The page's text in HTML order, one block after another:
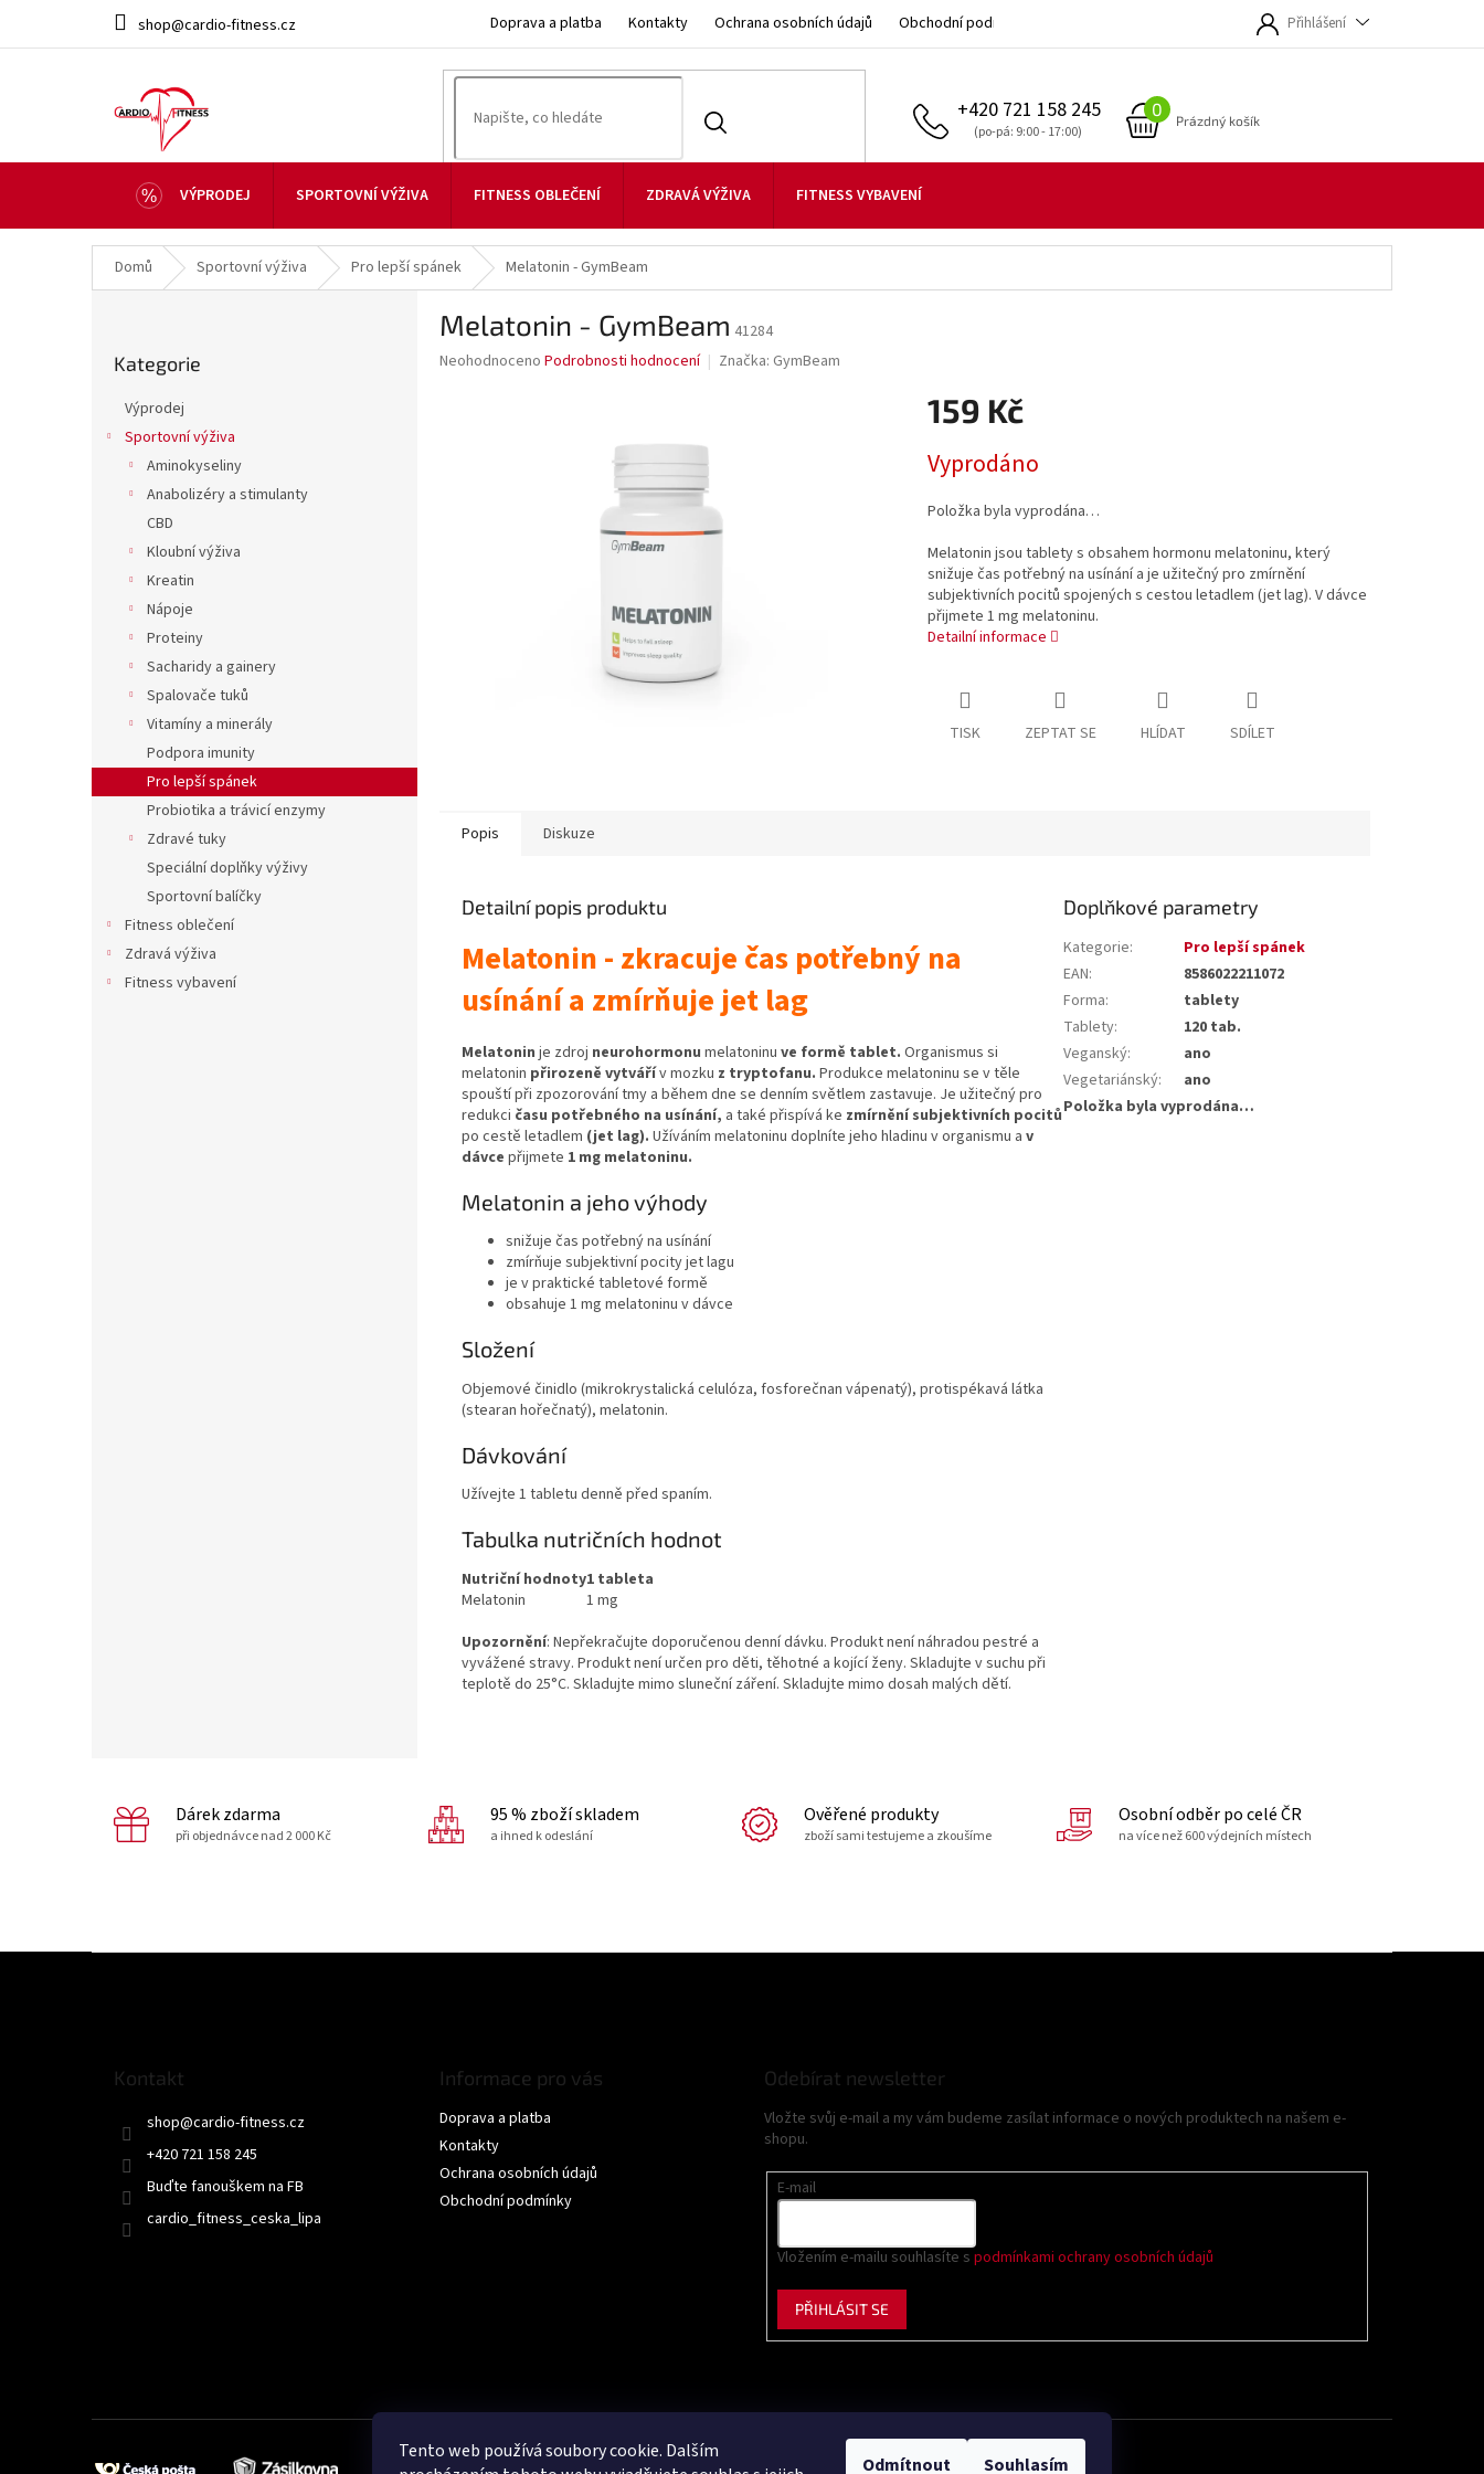
Tento web používá soubory cookie. Dalším
Odmítnout Souhlasím
obsah
shop@cardio-fitness.cz Doprava a platba Kontakty Ochrana osobních údajů Obchodní podmínky Přihlášení
+420 721 158 245
NÁKUPNÍ
Prázdný košík
VÝPRODEJ SPORTOVNÍ VÝŽIVA FITNESS OBLEČENÍ ZDRAVÁ VÝŽIVA FITNESS VYBAVENÍ
Domů Sportovní výživa Pro lepší spánek Melatonin - GymBeam
kategorie
Kategorie
Výprodej
Sportovní výživa
Aminokyseliny
Anabolizéry a stimulanty
CBD
Kloubní výživa
Kreatin
Nápoje
Proteiny
Sacharidy a gainery
Spalovače tuků
Vitamíny a minerály
Podpora imunity
Pro lepší spánek
Probiotika a trávicí enzymy
Zdravé tuky
Speciální doplňky výživy
Sportovní balíčky
Fitness oblečení
Zdravá výživa
Fitness vybavení
Melatonin - GymBeam 41284
Průměrné
Neohodnoceno Podrobnosti hodnocení Značka: GymBeam
159 Kč
cena:
Vyprodáno
Položka byla vyprodána…
Melatonin jsou tablety s obsahem hormonu melatoninu, který
snižuje čas potřebný na usínání a je užitečný pro zmírnění
subjektivních pocitů spojených s cestou letadlem (jet lag). V dávce
přijmete 1 mg melatoninu.
Detailní informace
TISK ZEPTAT SE HLÍDAT SDÍLET
Popis Diskuze
Detailní popis produktu
Melatonin - zkracuje čas potřebný na
usínání a zmírňuje jet lag
Melatonin je zdroj neurohormonu melatoninu ve formě tablet. Organismus si
melatonin přirozeně vytvářív mozku z tryptofanu. Produkce melatoninu se v těle
spouští při zpozorování tmy a během dne se denním světlem zastavuje. Je užitečný pro
redukci času potřebného na usínání, a také přispívá ke zmírnění subjektivních pocitů
po cestě letadlem (jet lag). Užíváním melatoninu doplníte jeho hladinu v organismu a v
dávce přijmete 1 mg melatoninu.
Melatonin a jeho výhody
snižuje čas potřebný na usínání
zmírňuje subjektivní pocity jet lagu
je v praktické tabletové formě
obsahuje 1 mg melatoninu v dávce
Složení
Objemové činidlo (mikrokrystalická celulóza, fosforečnan vápenatý), protispékavá látka
(stearan hořečnatý), melatonin.
Dávkování
Užívejte 1 tabletu denně před spaním.
Tabulka nutričních hodnot
Nutriční hodnoty1 tableta
Melatonin
1 mg
Upozornění: Nepřekračujte doporučenou denní dávku. Produkt není náhradou pestré a
vyvážené stravy. Produkt není určen pro děti, těhotné a kojící ženy. Skladujte v suchu při
teplotě do 25°C. Skladujte mimo sluneční záření. Skladujte mimo dosah malých dětí.
Doplňkové parametry
Kategorie:
Pro lepší spánek
EAN:
8586022211072
Forma:
tablety
Tablety:
120 tab.
Veganský:
ano
Vegetariánský:
ano
Položka byla vyprodána…
Dárek zdarma
při objednávce nad 2 000 Kč
95 % zboží skladem
a ihned k odeslání
Ověřené produkty
zboží sami testujeme a zkoušíme
Osobní odběr po celé ČR
na více než 600 výdejních místech
Kontakt
shop@cardio-fitness.cz
+420 721 158 245
Buďte fanouškem na FB
cardio_fitness_ceska_lipa
Informace pro vás
Doprava a platba
Kontakty
Ochrana osobních údajů
Obchodní podmínky
Odebírat newsletter
Vložte svůj e-mail a my vám budeme zasílat informace o nových produktech na našem e-
shopu.
E-mail
Vložením e-mailu souhlasíte s podmínkami ochrany osobních údajů
PŘIHLÁSIT SE